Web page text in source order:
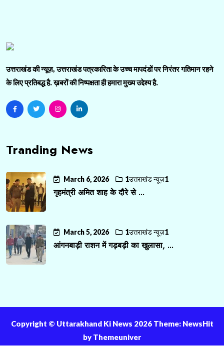
उत्तराखंड की न्यूज़, उत्तराखंड पत्रकारिता के उच्च मापदंडों पर निरंतर गतिमान रहने
के लिए प्रतिबद्ध है. ख़बरों की निष्पक्षता ही हमारा मुख्य उद्देश्य है.
Tranding News
March 6, 2026 1उत्तराखंड न्यूज़1
गृहमंत्री अमित शाह के दौरे से ...
March 5, 2026 1उत्तराखंड न्यूज़1
आंगनबाड़ी राशन में गड़बड़ी का खुलासा, ...
Copyright ©️ Uttarakhand Ki News 2026 Theme: NewsHit
by Themeuniver